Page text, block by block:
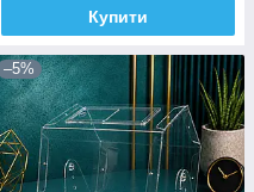
Купити
–5%